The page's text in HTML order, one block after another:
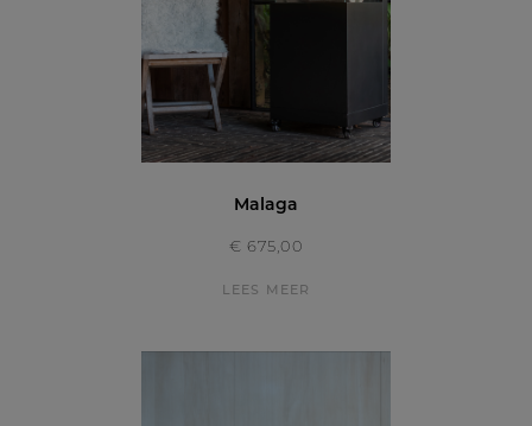
Malaga
€ 675,00
LEES MEER